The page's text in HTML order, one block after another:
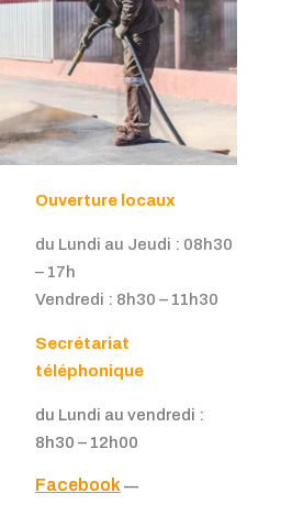
Ouverture locaux
du Lundi au Jeudi : 08h30
– 17h
Vendredi : 8h30 – 11h30
Secrétariat
téléphonique
du Lundi au vendredi :
8h30 – 12h00
Facebook—